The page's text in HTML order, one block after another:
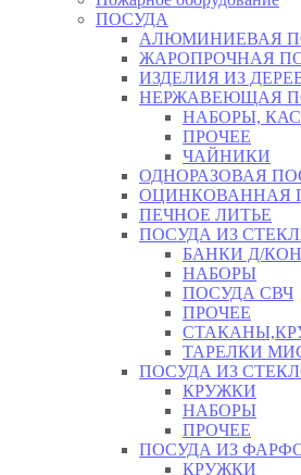
ПОСУДА
АЛЮМИНИЕВАЯ
ЖАРОПРОЧНАЯ
ИЗДЕЛИЯ ИЗ
НЕРЖАВЕЮЩАЯ
НАБОРЫ,
ПРОЧЕЕ
ЧАЙНИКИ
ОДНОРАЗОВАЯ
ОЦИНКОВАННАЯ
ПЕЧНОЕ ЛИТЬЕ
ПОСУДА ИЗ
БАНКИ Д/
НАБОРЫ
ПОСУДА СВЧ
ПРОЧЕЕ
ТАРЕЛКИ
ПОСУДА ИЗ
КРУЖКИ
НАБОРЫ
ПРОЧЕЕ
ПОСУДА ИЗ
КРУЖКИ